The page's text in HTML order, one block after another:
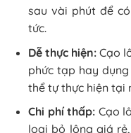
sau vài phút để
tức.
Dễ thực hiện: Cạo
phức tạp hay
thể tự thực hiện tại
Chi phí thấp: Cạo
loại bỏ lông giá